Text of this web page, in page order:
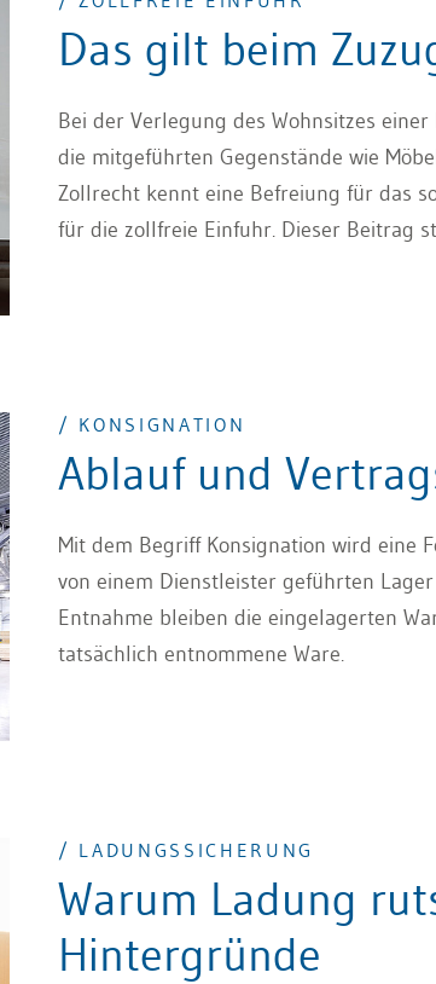
Das gilt beim
Bei der Verlegung des Wohnsitzes
die mitgeführten Gegenstände wie
Zollrecht kennt eine Befreiung für das
für die zollfreie Einfuhr. Dieser Beitrag
/ KONSIGNATION
Ablauf und
Mit dem Begriff Konsignation wird eine
von einem Dienstleister geführten
Entnahme bleiben die eingelagerten
tatsächlich entnommene Ware.
/ LADUNGSSICHERUNG
Warum Ladung
Hintergründe